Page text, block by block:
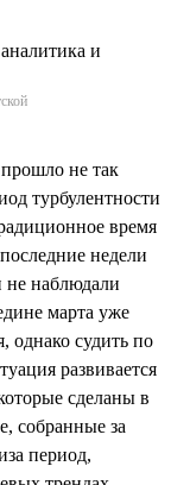
не так
турбулентности
время
недели
не наблюдали
марта уже
однако судить по
развивается
сделаны в
собранные за
период,